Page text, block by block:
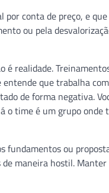
por conta de preço, e
ou pela
é realidade.
que trabalha
de forma negativa.
o time é um grupo onde
fundamentos ou
maneira hostil. Manter